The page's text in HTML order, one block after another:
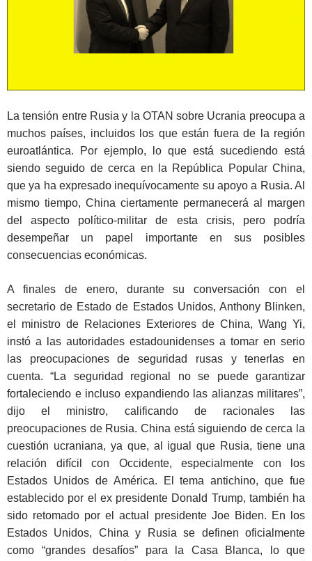
La tensión entre Rusia y la OTAN sobre Ucrania preocupa a
muchos países, incluidos los que están fuera de la región
euroatlántica. Por ejemplo, lo que está sucediendo está
siendo seguido de cerca en la República Popular China,
que ya ha expresado inequívocamente su apoyo a Rusia. Al
mismo tiempo, China ciertamente permanecerá al margen
del aspecto político-militar de esta crisis, pero podría
desempeñar un papel importante en sus posibles
consecuencias económicas.
A finales de enero, durante su conversación con el
secretario de Estado de Estados Unidos, Anthony Blinken,
el ministro de Relaciones Exteriores de China, Wang Yi,
instó a las autoridades estadounidenses a tomar en serio
las preocupaciones de seguridad rusas y tenerlas en
cuenta. “La seguridad regional no se puede garantizar
fortaleciendo e incluso expandiendo las alianzas militares”,
dijo el ministro, calificando de racionales las
preocupaciones de Rusia. China está siguiendo de cerca la
cuestión ucraniana, ya que, al igual que Rusia, tiene una
relación difícil con Occidente, especialmente con los
Estados Unidos de América. El tema antichino, que fue
establecido por el ex presidente Donald Trump, también ha
sido retomado por el actual presidente Joe Biden. En los
Estados Unidos, China y Rusia se definen oficialmente
como “grandes desafíos” para la Casa Blanca, lo que